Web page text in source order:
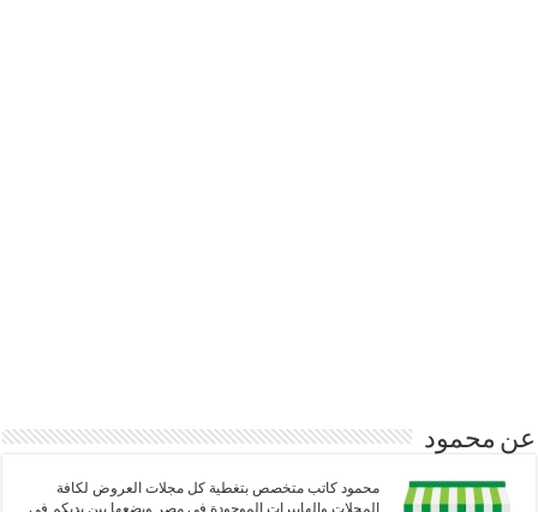
عن محمود
محمود كاتب متخصص بتغطية كل مجلات العروض لكافة
المحلات والهايبرات الموجودة فى مصر ويضعها بين يديكم فى